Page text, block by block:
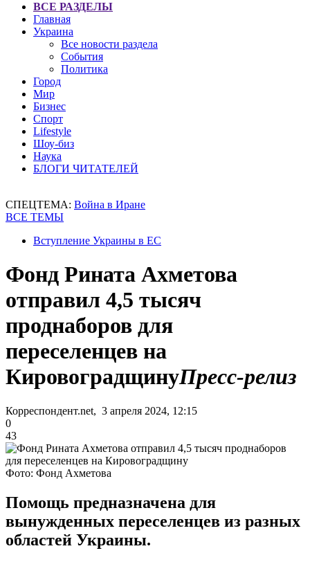
ВСЕ РАЗДЕЛЫ
Главная
Украина
Все новости раздела
События
Политика
Город
Мир
Бизнес
Спорт
Lifestyle
Шоу-биз
Наука
БЛОГИ ЧИТАТЕЛЕЙ
СПЕЦТЕМА: Война в Иране
ВСЕ ТЕМЫ
Вступление Украины в ЕС
Фонд Рината Ахметова
отправил 4,5 тысяч
проднаборов для
переселенцев на
КировоградщинуПресс-релиз
Корреспондент.net, 3 апреля 2024, 12:15
0
43
Фото: Фонд Ахметова
Помощь предназначена для
вынужденных переселенцев из разных
областей Украины.